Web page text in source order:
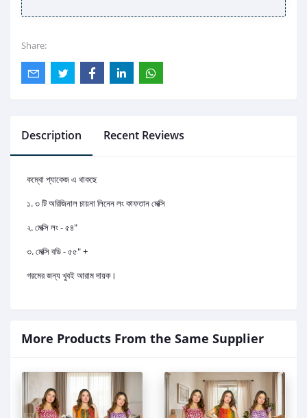
Share:
Description Recent Reviews
কম্বো প্যাকেজ এ থাকছে
১. ৩ টি অরিজিনাল চায়না লিনেন লং কাফতান মেক্সি
২. মেক্সি লং - ৫৪"
৩. মেক্সি বডি - ৫৫" +
গরমের জন্য খুবই আরাম দায়ক।
More Products From the Same Supplier